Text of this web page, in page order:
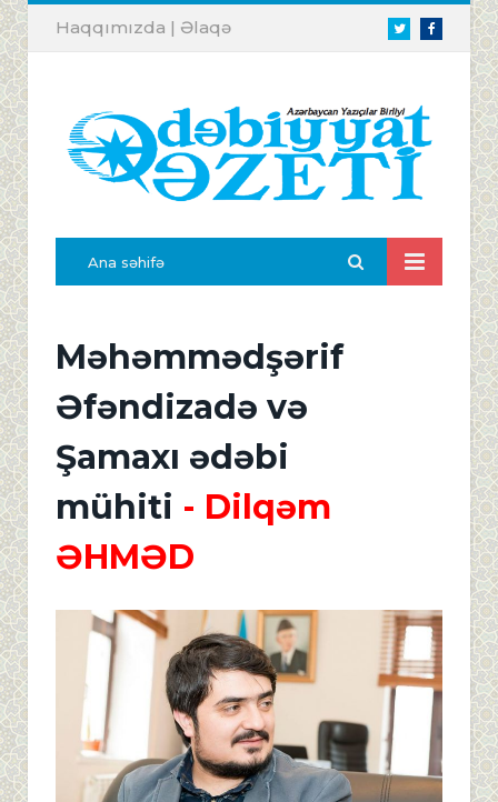
TwitterFacebook
Haqqımızda | Əlaqə
Ana səhifə
Məhəmmədşərif
Əfəndizadə və
Şamaxı ədəbi
mühiti - Dilqəm
ƏHMƏD